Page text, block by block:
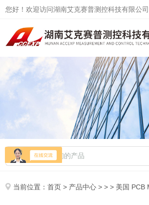
您好！欢迎访问湖南艾克赛普测控科技有限公司
当前位置：首页 > 产品中心 > > > 美国 PCB